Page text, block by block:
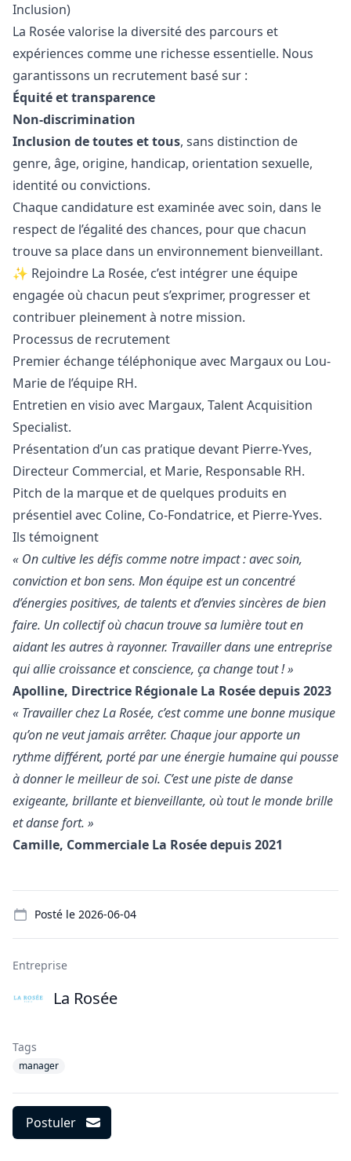
Inclusion)
La Rosée valorise la diversité des parcours et
expériences comme une richesse essentielle. Nous
garantissons un recrutement basé sur :
Équité et transparence
Non-discrimination
Inclusion de toutes et tous, sans distinction de
genre, âge, origine, handicap, orientation sexuelle,
identité ou convictions.
Chaque candidature est examinée avec soin, dans le
respect de l’égalité des chances, pour que chacun
trouve sa place dans un environnement bienveillant.
✨ Rejoindre La Rosée, c’est intégrer une équipe
engagée où chacun peut s’exprimer, progresser et
contribuer pleinement à notre mission.
Processus de recrutement
Premier échange téléphonique avec Margaux ou Lou-
Marie de l’équipe RH.
Entretien en visio avec Margaux, Talent Acquisition
Specialist.
Présentation d’un cas pratique devant Pierre-Yves,
Directeur Commercial, et Marie, Responsable RH.
Pitch de la marque et de quelques produits en
présentiel avec Coline, Co-Fondatrice, et Pierre-Yves.
Ils témoignent
« On cultive les défis comme notre impact : avec soin,
conviction et bon sens. Mon équipe est un concentré
d’énergies positives, de talents et d’envies sincères de bien
faire. Un collectif où chacun trouve sa lumière tout en
aidant les autres à rayonner. Travailler dans une entreprise
qui allie croissance et conscience, ça change tout ! »
Apolline, Directrice Régionale La Rosée depuis 2023
« Travailler chez La Rosée, c’est comme une bonne musique
qu’on ne veut jamais arrêter. Chaque jour apporte un
rythme différent, porté par une énergie humaine qui pousse
à donner le meilleur de soi. C’est une piste de danse
exigeante, brillante et bienveillante, où tout le monde brille
et danse fort. »
Camille, Commerciale La Rosée depuis 2021
Posté le 2026-06-04
Entreprise
La Rosée
Tags
manager
Postuler